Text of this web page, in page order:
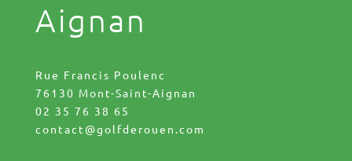
Aignan
Rue Francis Poulenc
76130 Mont-Saint-Aignan
02 35 76 38 65
contact@golfderouen.com